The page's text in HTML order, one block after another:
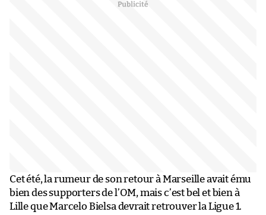
Cet été, la rumeur de son retour à Marseille avait ému
bien des supporters de l’OM, mais c’est bel et bien à
Lille que Marcelo Bielsa devrait retrouver la Ligue 1.